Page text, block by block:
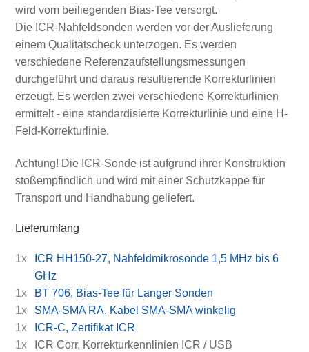
wird vom beiliegenden Bias-Tee versorgt.
Die ICR-Nahfeldsonden werden vor der Auslieferung
einem Qualitätscheck unterzogen. Es werden
verschiedene Referenzaufstellungsmessungen
durchgeführt und daraus resultierende Korrekturlinien
erzeugt. Es werden zwei verschiedene Korrekturlinien
ermittelt - eine standardisierte Korrekturlinie und eine H-
Feld-Korrekturlinie.
Achtung! Die ICR-Sonde ist aufgrund ihrer Konstruktion
stoßempfindlich und wird mit einer Schutzkappe für
Transport und Handhabung geliefert.
Lieferumfang
1x
ICR HH150-27, Nahfeldmikrosonde 1,5 MHz bis 6
GHz
1x
BT 706, Bias-Tee für Langer Sonden
1x
SMA-SMA RA, Kabel SMA-SMA winkelig
1x
ICR-C, Zertifikat ICR
1x
ICR Corr, Korrekturkennlinien ICR / USB